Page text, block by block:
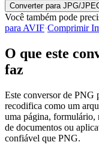
Converter para JPG/
Você também pode
para AVIF·Comprimir
O que este
faz
Este conversor de PNG
recodifica como um
uma página, formulário,
de documentos ou
confiável que PNG.